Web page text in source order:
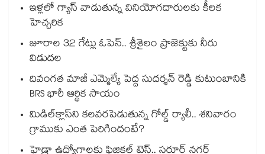
ఇళ్లలో గ్యాస్ వాడుతున్న వినియోగదారులకు కీలక
హెచ్చరిక
జూరాల 32 గేట్లు ఓపెన్.. శ్రీశైలం ప్రాజెక్టుకు నీరు
విడుదల
దివంగత మాజీ ఎమ్మెల్యే పెద్ద సుదర్శన్ రెడ్డి కుటుంబానికి
BRS భారీ ఆర్థిక సాయం
మిడిల్‌క్లాస్‌ని కలవరపెడుతున్న గోల్డ్ ర్యాలీ.. శనివారం
గ్రాముకు ఎంత పెరిగిందంటే?